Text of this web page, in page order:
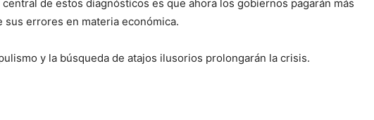
de estos diagnósticos es que ahora los gobiernos pagarán más
sus errores en materia económica.
y la búsqueda de atajos ilusorios prolongarán la crisis.